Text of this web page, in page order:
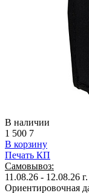
В наличии
1 500 7
В корзину
Печать КП
Самовывоз:
11.08.26 - 12.08.26
Ориентировочная